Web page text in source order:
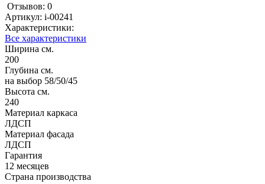
Отзывов: 0
Артикул: i-00241
Характеристики:
Все характеристики
Ширина см.
200
Глубина см.
на выбор 58/50/45
Высота см.
240
Материал каркаса
ЛДСП
Материал фасада
ЛДСП
Гарантия
12 месяцев
Страна производства